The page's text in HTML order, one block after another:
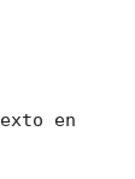
en